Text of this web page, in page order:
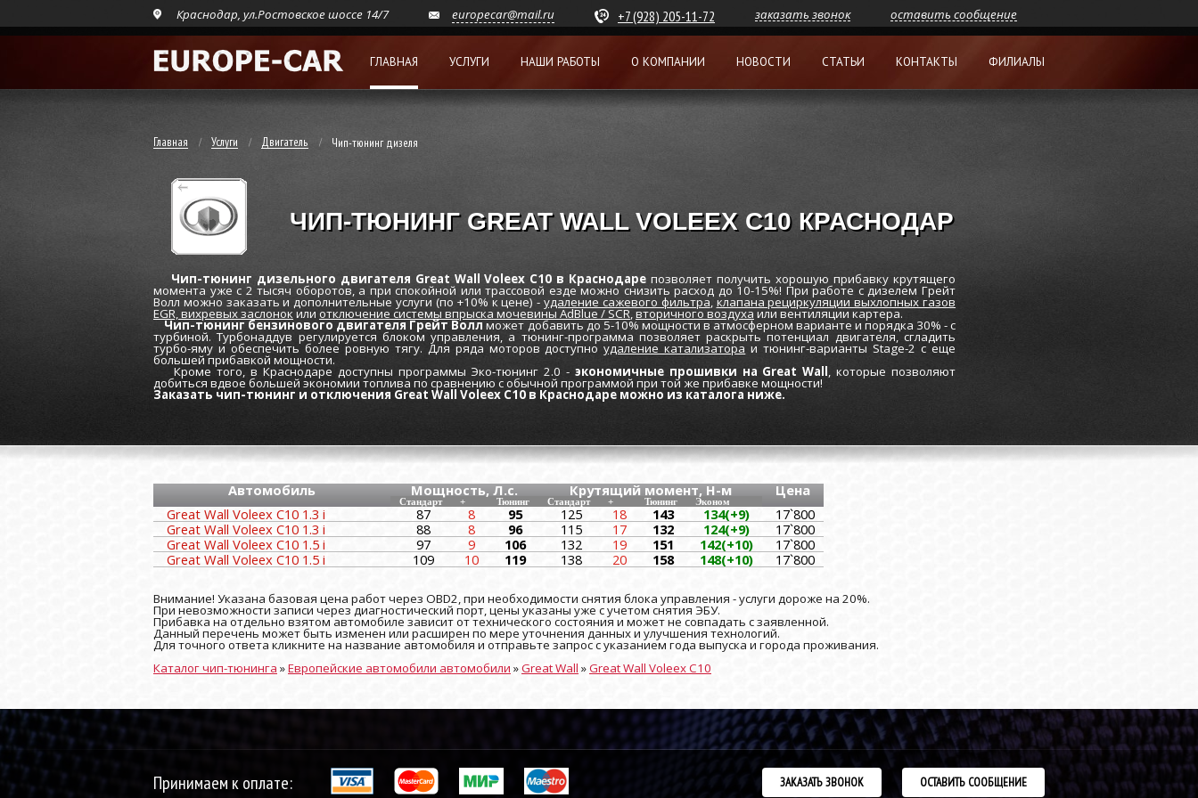
Краснодар, ул.Ростовское шоссе 14/7 europecar@mail.ru +7 (928) 205-11-72 заказать звонок оставить сообщение
ГЛАВНАЯ УСЛУГИ НАШИ РАБОТЫ О КОМПАНИИ НОВОСТИ СТАТЬИ КОНТАКТЫ ФИЛИАЛЫ
Главная Услуги Двигатель Чип-тюнинг дизеля
ЧИП-ТЮНИНГ GREAT WALL VOLEEX C10 КРАСНОДАР
Чип-тюнинг дизельного двигателя Great Wall Voleex C10 в Краснодаре позволяет получить хорошую прибавку крутящего
момента уже c 2 тысяч оборотов, а при спокойной или трассовой езде можно снизить расход до 10-15%! При работе с дизелем Грейт
Волл можно заказать и дополнительные услуги (по +10% к цене) -удаление сажевого фильтра,клапана рециркуляции выхлопных газов
EGR,вихревых заслонокили отключение системы впрыска мочевины AdBlue / SCR,вторичного воздухаили вентиляции картера.
Чип-тюнинг бензинового двигателя Грейт Воллможет добавить до 5-10% мощности в атмосферном варианте и порядка 30% - с
турбиной. Турбонаддув регулируется блоком управления, а тюнинг-программа позволяет раскрыть потенциал двигателя, сгладить
турбо-яму и обеспечить более ровную тягу. Для ряда моторов доступноудаление катализатора и тюнинг-варианты Stage-2 с еще
большей прибавкой мощности.
Кроме того, в Краснодаре доступны программы Эко-тюнинг 2.0 - экономичные прошивки на Great Wall, которые позволяют
добиться вдвое большей экономии топлива по сравнению с обычной программой при той же прибавке мощности!
Заказать чип-тюнинг и отключения Great Wall Voleex C10 в Краснодаре можно из каталога ниже.
Автомобиль Мощность, Л.с. Крутящий момент, Н-м Цена
Стандарт + Тюнинг Стандарт + Тюнинг Эконом
Great Wall Voleex C10 1.3 i 87 8 95 125 18 143 134(+9)
17`800
Great Wall Voleex C10 1.3 i
88 8 96 115 17 132 124(+9)
17`800
Great Wall Voleex C10 1.5 i
97 9 106 132 19 151 142(+10)
17`800
Great Wall Voleex C10 1.5 i
109 10 119 138 20 158 148(+10) 17`800
Внимание! Указана базовая цена работ через OBD2, при необходимости снятия блока управления - услуги дороже на 20%.
При невозможности записи через диагностический порт, цены указаны уже с учетом снятия ЭБУ.
Прибавка на отдельно взятом автомобиле зависит от технического состояния и может не совпадать с заявленной.
Данный перечень может быть изменен или расширен по мере уточнения данных и улучшения технологий.
Для точного ответа кликните на название автомобиля и отправьте запрос с указанием года выпуска и города проживания.
Каталог чип-тюнинга »Европейские автомобили автомобили »Great Wall »Great Wall Voleex C10
Принимаем к оплате: ЗАКАЗАТЬ ЗВОНОК ОСТАВИТЬ СООБЩЕНИЕ